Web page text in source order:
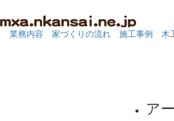
業務内容 家づくりの流れ 施工事例 木
ア